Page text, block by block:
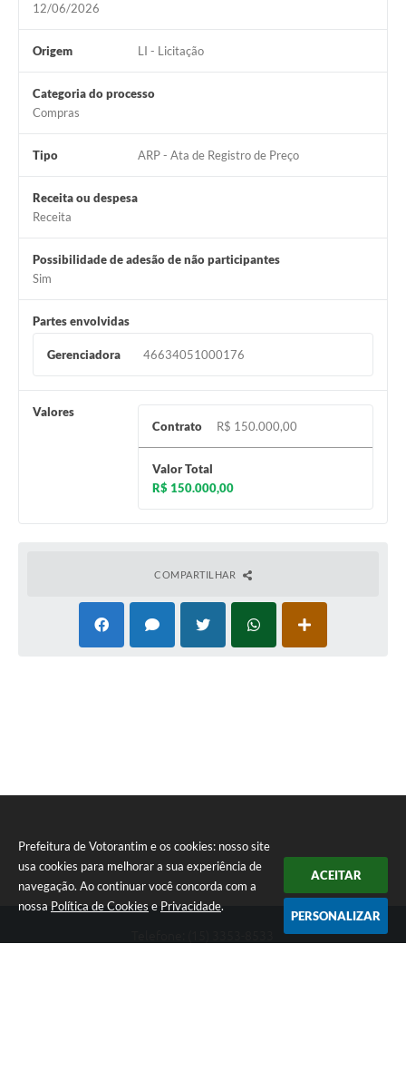
Prefeitura de Votorantim e os cookies: nosso site
usa cookies para melhorar a sua experiência de
navegação. Ao continuar você concorda com a
nossa Política de Cookies e Privacidade.
ACEITAR
PERSONALIZAR
12/06/2026
Origem LI - Licitação
Categoria do processo
Compras
Tipo ARP - Ata de Registro de Preço
Receita ou despesa
Receita
Possibilidade de adesão de não participantes
Sim
Partes envolvidas
Gerenciadora 46634051000176
Valores
Contrato
R$ 150.000,00
Valor Total
R$ 150.000,00
COMPARTILHAR